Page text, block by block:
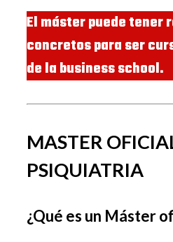
El máster puede tener
concretos para ser
de la business school.
MASTER
PSIQUIATRIA
¿Qué es un Máster